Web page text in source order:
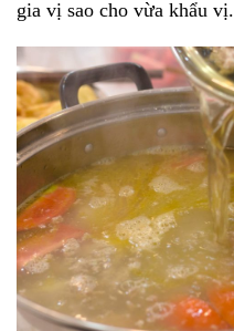
gia vị sao cho vừa khẩu vị.